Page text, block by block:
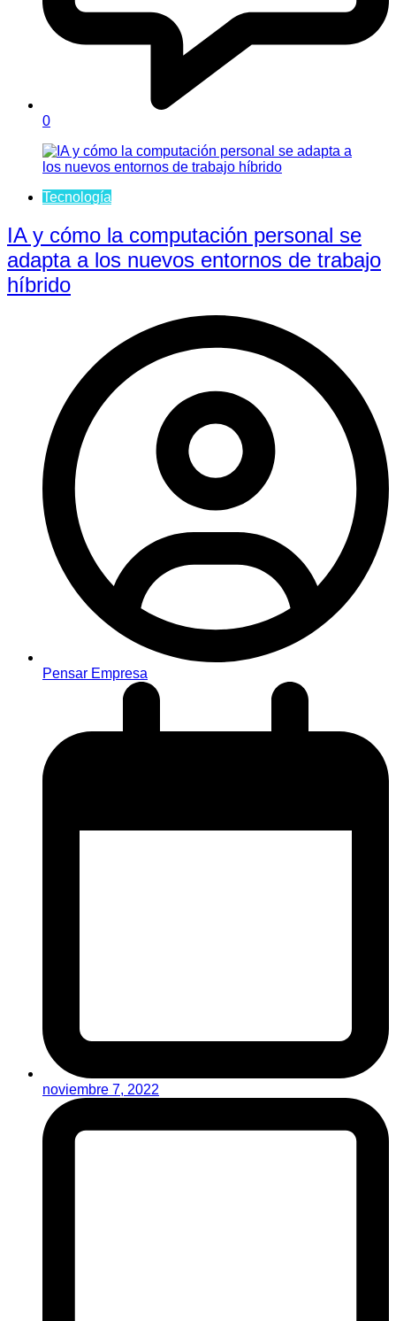
0
Tecnología
IA y cómo la computación personal se
adapta a los nuevos entornos de trabajo
híbrido
Pensar Empresa
noviembre 7, 2022